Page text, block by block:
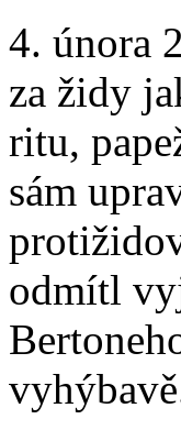
4. února
za židy
ritu,
sám
odmítl